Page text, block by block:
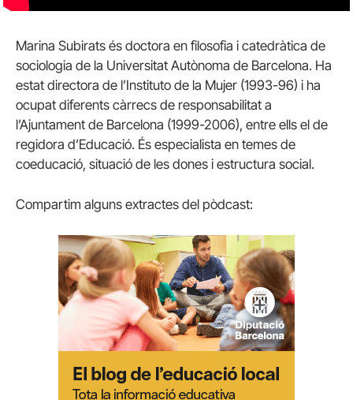
Marina Subirats és doctora en filosofia i catedràtica de
sociologia de la Universitat Autònoma de Barcelona. Ha
estat directora de l’Instituto de la Mujer (1993-96) i ha
ocupat diferents càrrecs de responsabilitat a
l’Ajuntament de Barcelona (1999-2006), entre ells el de
regidora d’Educació. És especialista en temes de
coeducació, situació de les dones i estructura social.
Compartim alguns extractes del pòdcast: